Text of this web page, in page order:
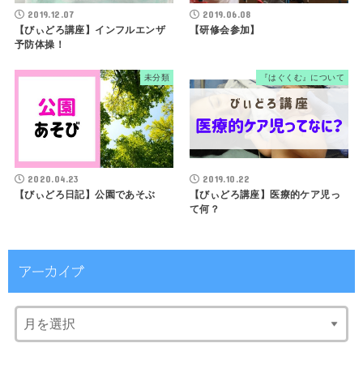
2019.12.07
【びぃどろ講座】インフルエンザ
予防体操！
2019.06.08
【研修会参加】
未分類
2020.04.23
【びぃどろ日記】公園であそぶ
『はぐくむ』について
2019.10.22
【びぃどろ講座】医療的ケア児っ
て何？
アーカイブ